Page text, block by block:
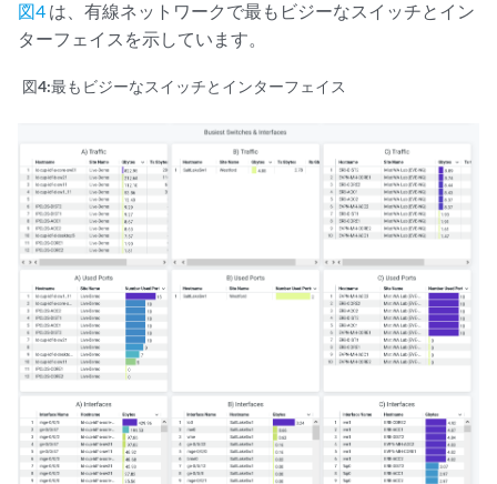
図4 は、有線ネットワークで最もビジーなスイッチとイン
ターフェイスを示しています。
図4:最もビジーなスイッチとインターフェイス